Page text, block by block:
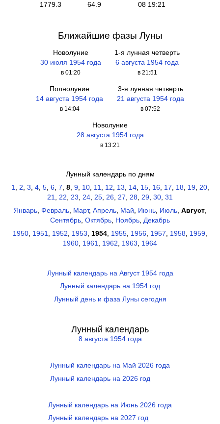
1779.3 64.9 08 19:21
Ближайшие фазы Луны
Новолуние
30 июля 1954 года
в 01:20
1-я лунная четверть
6 августа 1954 года
в 21:51
Полнолуние
14 августа 1954 года
в 14:04
3-я лунная четверть
21 августа 1954 года
в 07:52
Новолуние
28 августа 1954 года
в 13:21
Лунный календарь по дням
1, 2, 3, 4, 5, 6, 7, 8, 9, 10, 11, 12, 13, 14, 15, 16, 17, 18, 19, 20,
21, 22, 23, 24, 25, 26, 27, 28, 29, 30, 31
Январь, Февраль, Март, Апрель, Май Июнь, Июль, Август,
Сентябрь Октябрь Ноябрь Декабрь
1950 1951 1952 1953 1954 1955 1956 1957 1958 1959
1960 1961 1962 1963 1964
Лунный календарь на Август 1954 года
Лунный календарь на 1954 год
Лунный день и фаза Луны сегодня
Лунный календарь
8 августа 1954 года
Лунный календарь на Май 2026 года
Лунный календарь на 2026 год
Лунный календарь на Июнь 2026 года
Лунный календарь на 2027 год